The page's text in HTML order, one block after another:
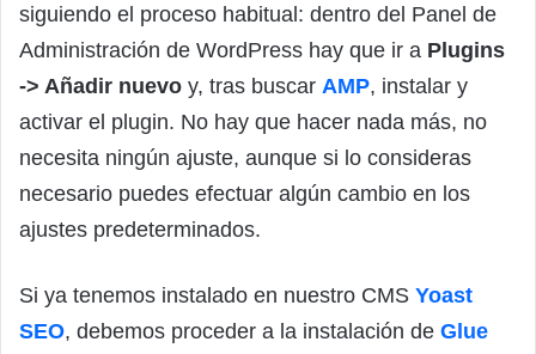
siguiendo el proceso habitual: dentro del Panel de
Administración de WordPress hay que ir a Plugins
-> Añadir nuevo y, tras buscar AMP, instalar y
activar el plugin. No hay que hacer nada más, no
necesita ningún ajuste, aunque si lo consideras
necesario puedes efectuar algún cambio en los
ajustes predeterminados.
Si ya tenemos instalado en nuestro CMS Yoast
SEO, debemos proceder a la instalación de Glue